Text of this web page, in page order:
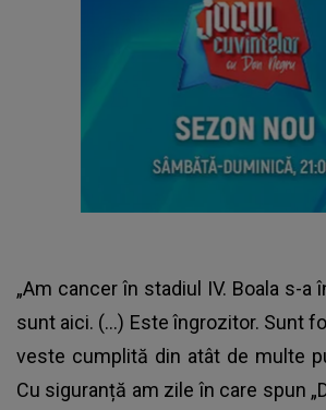
„Am cancer în stadiul IV. Boala s-a
sunt aici. (…) Este îngrozitor. Sunt
veste cumplită din atât de multe
Cu siguranță am zile în care spun